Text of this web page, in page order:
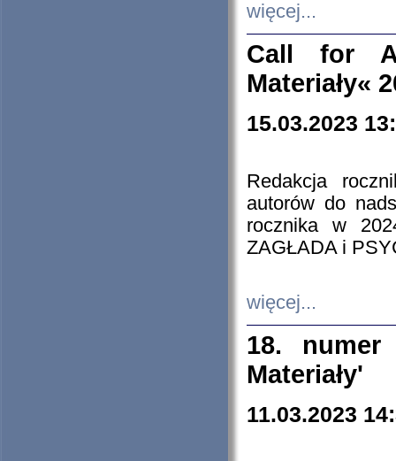
więcej...
Call for
Materiały«
15.03.2023
Redakcja
autorów do
rocznika w
ZAGŁADA i
więcej...
18. numer
Materiały'
11.03.2023